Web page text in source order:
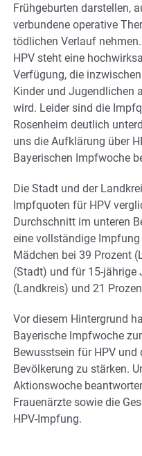
Frühgeburten darstellen,
verbundene operative
tödlichen Verlauf
HPV steht eine
Verfügung, die
Kinder und Jugendlichen
wird. Leider sind die
Rosenheim deutlich
uns die Aufklärung über
Bayerischen Impfwoche
Die Stadt und der
Impfquoten für HPV
Durchschnitt im unteren
eine vollständige
Mädchen bei 39 Prozent
(Stadt) und für 15-jährige
(Landkreis) und 21
Vor diesem Hintergrund
Bayerische Impfwoche
Bewusstsein für HPV und
Bevölkerung zu stärken.
Aktionswoche
Frauenärzte sowie die
HPV‑Impfung.